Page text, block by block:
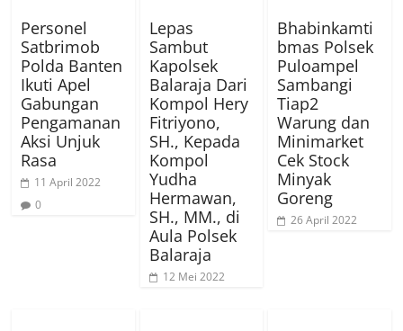
Personel
Satbrimob
Polda Banten
Ikuti Apel
Gabungan
Pengamanan
Aksi Unjuk
Rasa
11 April 2022
0
Lepas
Sambut
Kapolsek
Balaraja Dari
Kompol Hery
Fitriyono,
SH., Kepada
Kompol
Yudha
Hermawan,
SH., MM., di
Aula Polsek
Balaraja
12 Mei 2022
Bhabinkamti
bmas Polsek
Puloampel
Sambangi
Tiap2
Warung dan
Minimarket
Cek Stock
Minyak
Goreng
26 April 2022